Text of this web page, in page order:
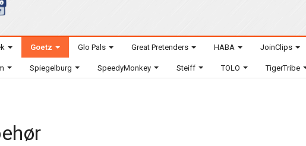
Goetz Glo Pals Great Pretenders HABA JoinClips
Spiegelburg SpeedyMonkey Steiff TOLO TigerTribe